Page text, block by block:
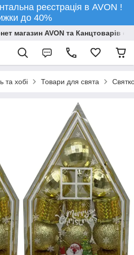
реєстрація в AVON !
до 40%
магазин AVON та Канцтоварів
та хобi Товари для свята